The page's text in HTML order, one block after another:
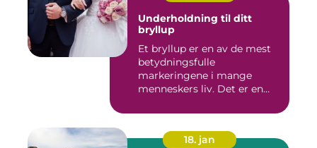
Underholdning til ditt
bryllup
Et bryllup er en av de mest
betydningsfulle
markeringene i mange
menneskers liv. Det er en
18. jan